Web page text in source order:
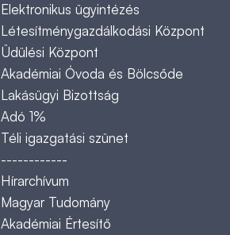
Elektronikus ügyintézés
Létesítménygazdálkodási Központ
Üdülési Központ
Akadémiai Óvoda és Bölcsőde
Lakásügyi Bizottság
Adó 1%
Téli igazgatási szünet
------------
Hírarchívum
Magyar Tudomány
Akadémiai Értesítő